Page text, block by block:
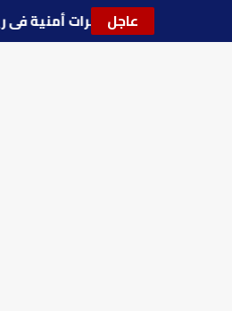
عاجل 🔵توترات